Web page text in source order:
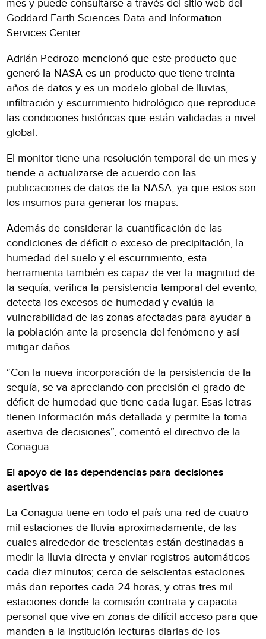
mes y puede consultarse a través del sitio web del
Goddard Earth Sciences Data and Information
Services Center.
Adrián Pedrozo mencionó que este producto que
generó la NASA es un producto que tiene treinta
años de datos y es un modelo global de lluvias,
infiltración y escurrimiento hidrológico que reproduce
las condiciones históricas que están validadas a nivel
global.
El monitor tiene una resolución temporal de un mes y
tiende a actualizarse de acuerdo con las
publicaciones de datos de la NASA, ya que estos son
los insumos para generar los mapas.
Además de considerar la cuantificación de las
condiciones de déficit o exceso de precipitación, la
humedad del suelo y el escurrimiento, esta
herramienta también es capaz de ver la magnitud de
la sequía, verifica la persistencia temporal del evento,
detecta los excesos de humedad y evalúa la
vulnerabilidad de las zonas afectadas para ayudar a
la población ante la presencia del fenómeno y así
mitigar daños.
“Con la nueva incorporación de la persistencia de la
sequía, se va apreciando con precisión el grado de
déficit de humedad que tiene cada lugar. Esas letras
tienen información más detallada y permite la toma
asertiva de decisiones”, comentó el directivo de la
Conagua.
El apoyo de las dependencias para decisiones
asertivas
La Conagua tiene en todo el país una red de cuatro
mil estaciones de lluvia aproximadamente, de las
cuales alrededor de trescientas están destinadas a
medir la lluvia directa y enviar registros automáticos
cada diez minutos; cerca de seiscientas estaciones
más dan reportes cada 24 horas, y otras tres mil
estaciones donde la comisión contrata y capacita
personal que vive en zonas de difícil acceso para que
manden a la institución lecturas diarias de los